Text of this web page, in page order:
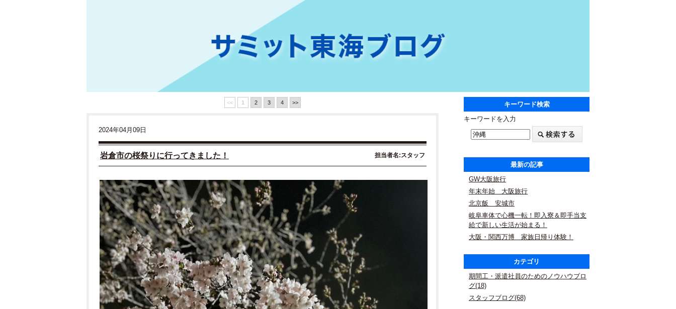
<< 1 2 3 4 >>
2024年04月09日
岩倉市の桜祭りに行ってきました！ 担当者名:スタッフ
キーワード検索
キーワードを入力
最新の記事
GW大阪旅行
年末年始 大阪旅行
北京飯 安城市
岐阜車体で心機一転！即入寮＆即手当支
給で新しい生活が始まる！
大阪・関西万博 家族日帰り体験！
カテゴリ
期間工・派遣社員のためのノウハウブロ
グ(18)
スタッフブログ(68)